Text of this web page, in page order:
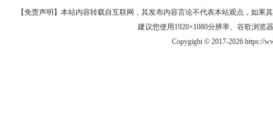
【免责声明】本站内容转载自互联网，其发布内容言论不代表本站观点，如果
建议您使用1920×1080分辨率、谷歌浏览
Copygight © 2017-2026 https://